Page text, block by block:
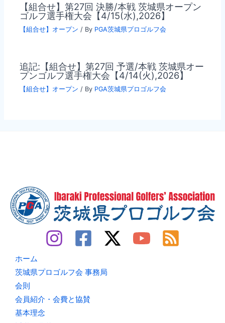
【組合せ】第27回 決勝/本戦 茨城県オープン
ゴルフ選手権大会【4/15(水),2026】
【組合せ】オープン / By PGA茨城県プロゴルフ会
追記:【組合せ】第27回 予選/本戦 茨城県オー
プンゴルフ選手権大会【4/14(火),2026】
【組合せ】オープン / By PGA茨城県プロゴルフ会
ホーム
茨城県プロゴルフ会 事務局
会則
会員紹介・会費と協賛
基本理念